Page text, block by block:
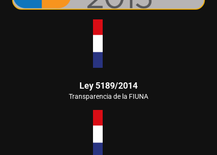
Ley 5189/2014
Transparencia de la FIUNA